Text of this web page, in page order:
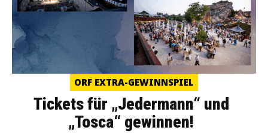
ORF EXTRA-GEWINNSPIEL
Tickets für „Jedermann“ und
„Tosca“ gewinnen!